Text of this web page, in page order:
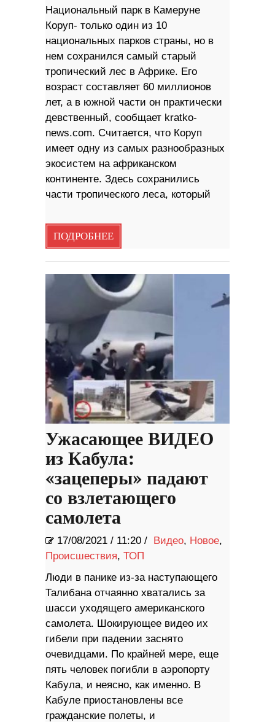
Национальный парк в Камеруне
Коруп- только один из 10
национальных парков страны, но в
нем сохранился самый старый
тропический лес в Африке. Его
возраст составляет 60 миллионов
лет, а в южной части он практически
девственный, сообщает kratko-
news.com. Считается, что Коруп
имеет одну из самых разнообразных
экосистем на африканском
континенте. Здесь сохранились
части тропического леса, который
ПОДРОБНЕЕ
Ужасающее ВИДЕО
из Кабула:
«зацеперы» падают
со взлетающего
самолета
17/08/2021 / 11:20 / Видео, Новое,
Происшествия, ТОП
Люди в панике из-за наступающего
Талибана отчаянно хватались за
шасси уходящего американского
самолета. Шокирующее видео их
гибели при падении заснято
очевидцами. По крайней мере, еще
пять человек погибли в аэропорту
Кабула, и неясно, как именно. В
Кабуле приостановлены все
гражданские полеты, и